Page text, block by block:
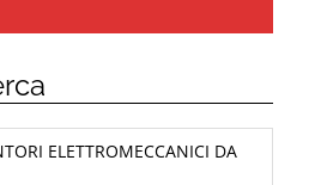
ELETTROMECCANICI DA